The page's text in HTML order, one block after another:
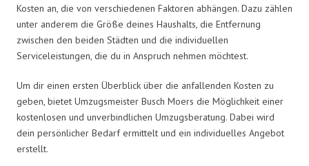
Kosten an, die von verschiedenen Faktoren abhängen. Dazu zählen
unter anderem die Größe deines Haushalts, die Entfernung
zwischen den beiden Städten und die individuellen
Serviceleistungen, die du in Anspruch nehmen möchtest.
Um dir einen ersten Überblick über die anfallenden Kosten zu
geben, bietet Umzugsmeister Busch Moers die Möglichkeit einer
kostenlosen und unverbindlichen Umzugsberatung. Dabei wird
dein persönlicher Bedarf ermittelt und ein individuelles Angebot
erstellt.